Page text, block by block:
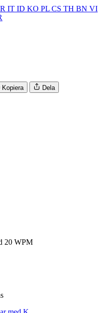
IT ID KO PL CS TH BN VI
Kopiera Dela
20 WPM